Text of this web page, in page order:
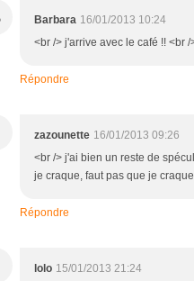
Barbara 16/01/2013 10:24
<br /> j'arrive avec le café !! <br /
Répondre
zazounette 16/01/2013 09:26
<br /> j'ai bien un reste de
je craque, faut pas que je
Répondre
lolo 15/01/2013 21:24